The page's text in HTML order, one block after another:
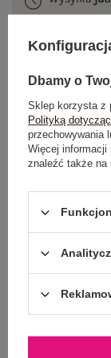
OPIS PRODUKTU
GŁÓWNE PARAMETRY
WYSYŁKA I DOSTAWA
ZWROTY I
Dbamy o
Sklep korzysta z
Polityką
przechowywania
Więcej informacji
znaleźć także na